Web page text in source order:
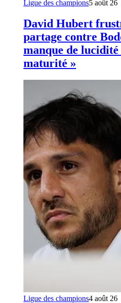
Ligue des champions5 août 26
David Hubert
partage contre
manque de lucidité
maturité »
Ligue des champions4 août 26